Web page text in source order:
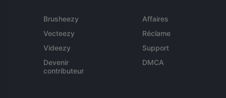
Brusheezy
Vecteezy
Videezy
Devenir
contributeur
Affaires
Réclame
Support
DMCA